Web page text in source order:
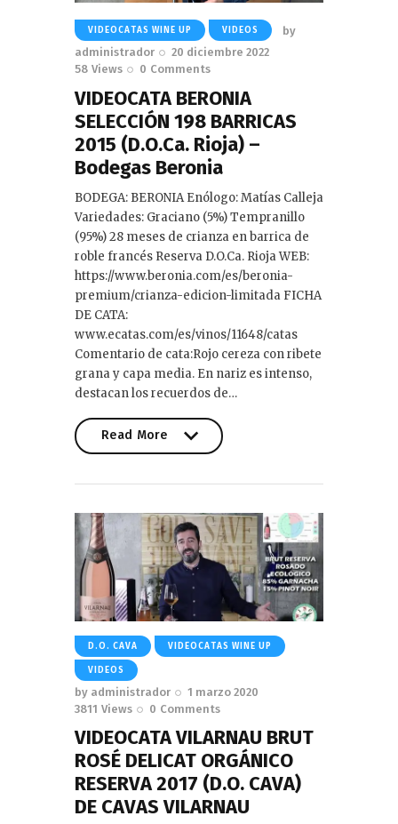
VIDEOCATAS WINE UP VIDEOS
by
administrador
20 diciembre 2022
58 Views 0 Comments
VIDEOCATA BERONIA
SELECCIÓN 198 BARRICAS
2015 (D.O.Ca. Rioja) –
Bodegas Beronia
BODEGA: BERONIA Enólogo: Matías Calleja
Variedades: Graciano (5%) Tempranillo
(95%) 28 meses de crianza en barrica de
roble francés Reserva D.O.Ca. Rioja WEB:
https://www.beronia.com/es/beronia-
premium/crianza-edicion-limitada FICHA
DE CATA:
www.ecatas.com/es/vinos/11648/catas
Comentario de cata:Rojo cereza con ribete
grana y capa media. En nariz es intenso,
destacan los recuerdos de…
Read More
D.O. CAVA VIDEOCATAS WINE UP
VIDEOS
by administrador
1 marzo 2020
3811 Views 0 Comments
VIDEOCATA VILARNAU BRUT
ROSÉ DELICAT ORGÁNICO
RESERVA 2017 (D.O. CAVA)
DE CAVAS VILARNAU